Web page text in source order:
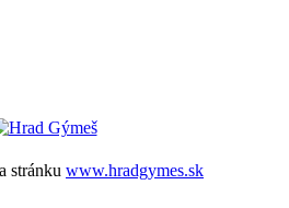
stránku www.hradgymes.sk